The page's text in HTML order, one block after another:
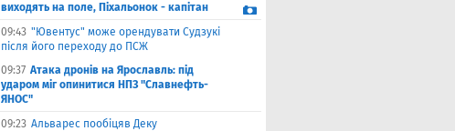
виходять на поле, Піхальонок - капітан
09:43 "Ювентус" може орендувати Судзукі
після його переходу до ПСЖ
09:37 Атака дронів на Ярославль: під
ударом міг опинитися НПЗ "Славнефть-
ЯНОС"
09:23 Альварес пообіцяв Деку